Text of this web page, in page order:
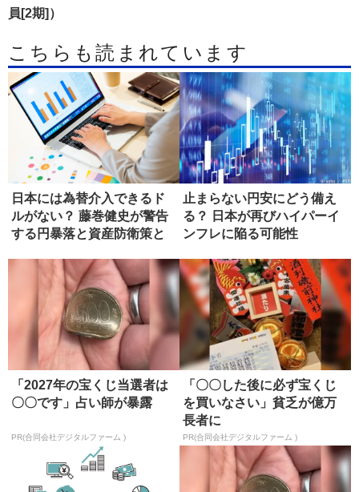
員[2期]）
こちらも読まれています
日本には為替介入できるド
ルがない？ 藤巻健史が警告
する円暴落と資産防衛策と
止まらない円安にどう備え
る？ 日本が再びハイパーイ
ンフレに陥る可能性
「2027年の宝くじ当選者は
〇〇です」占い師が暴露
PR(合同会社デジタルファーム )
「〇〇した後に必ず宝くじ
を買いなさい」貧乏が億万
長者に
PR(合同会社デジタルファーム )